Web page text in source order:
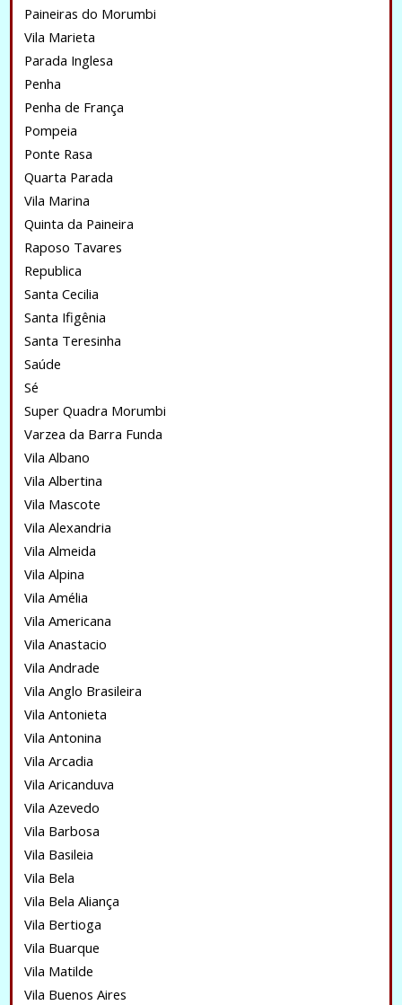
Paineiras do Morumbi
Vila Marieta
Parada Inglesa
Penha
Penha de França
Pompeia
Ponte Rasa
Quarta Parada
Vila Marina
Quinta da Paineira
Raposo Tavares
Republica
Santa Cecilia
Santa Ifigênia
Santa Teresinha
Saúde
Sé
Super Quadra Morumbi
Varzea da Barra Funda
Vila Albano
Vila Albertina
Vila Mascote
Vila Alexandria
Vila Almeida
Vila Alpina
Vila Amélia
Vila Americana
Vila Anastacio
Vila Andrade
Vila Anglo Brasileira
Vila Antonieta
Vila Antonina
Vila Arcadia
Vila Aricanduva
Vila Azevedo
Vila Barbosa
Vila Basileia
Vila Bela
Vila Bela Aliança
Vila Bertioga
Vila Buarque
Vila Matilde
Vila Buenos Aires